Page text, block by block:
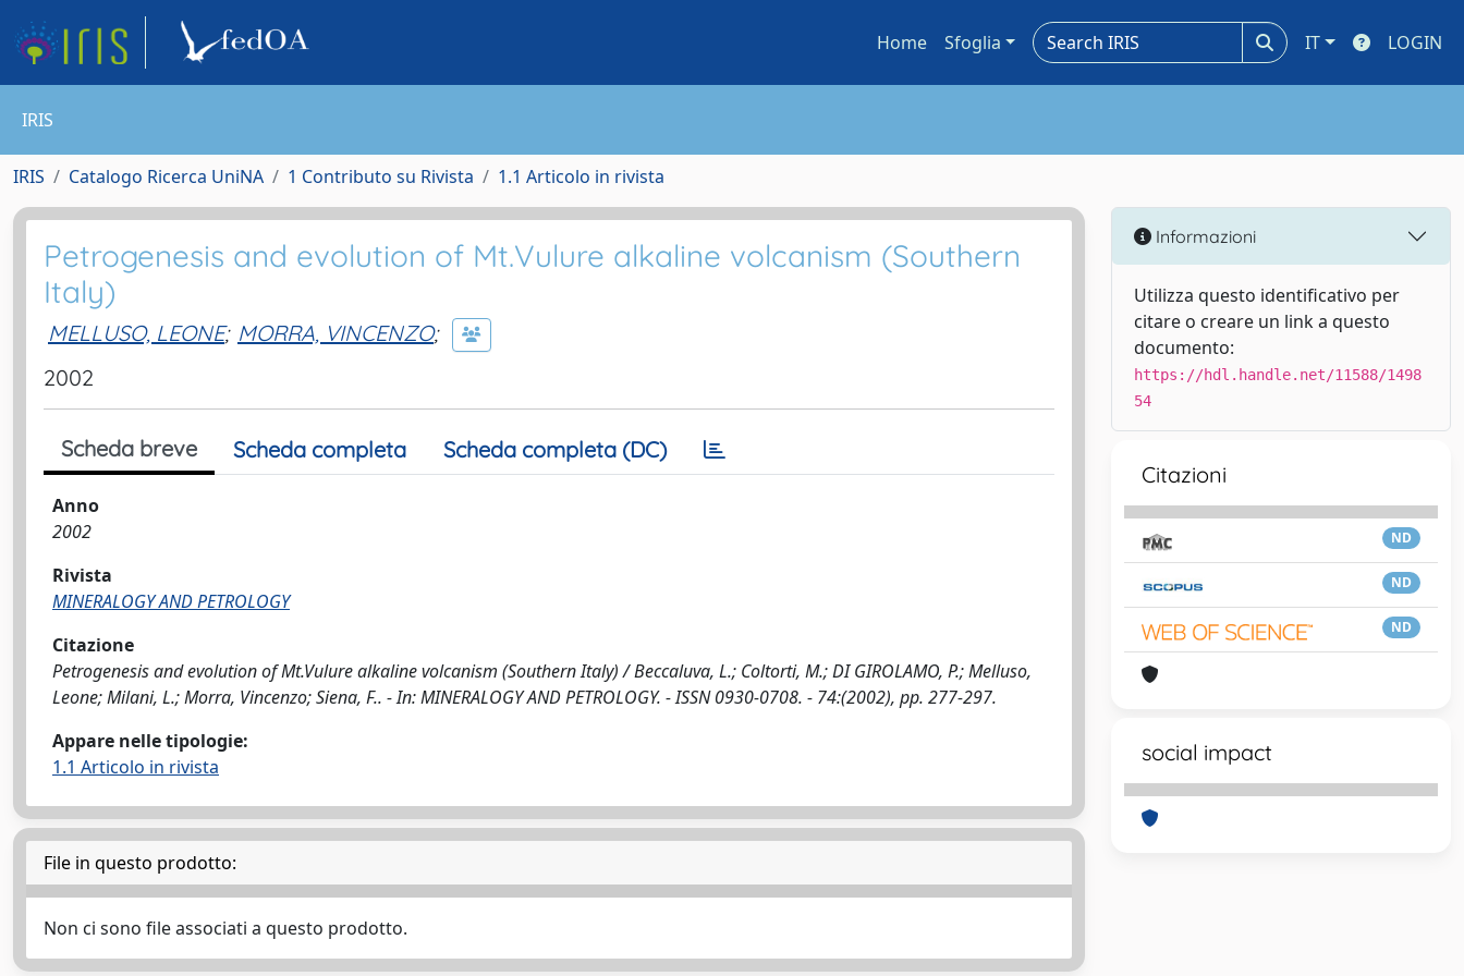
Home Sfoglia IT LOGIN
IRIS
IRIS Catalogo Ricerca UniNA 1 Contributo su Rivista 1.1 Articolo in rivista
Petrogenesis and evolution of Mt.Vulure alkaline volcanism (Southern
Italy)
MELLUSO, LEONE; MORRA, VINCENZO;
2002
Scheda breve Scheda completa Scheda completa (DC)
Anno
2002
Rivista
MINERALOGY AND PETROLOGY
Citazione
Petrogenesis and evolution of Mt.Vulure alkaline volcanism (Southern Italy) / Beccaluva, L.; Coltorti, M.; DI GIROLAMO, P.; Melluso,
Leone; Milani, L.; Morra, Vincenzo; Siena, F.. - In: MINERALOGY AND PETROLOGY. - ISSN 0930-0708. - 74:(2002), pp. 277-297.
Appare nelle tipologie:
1.1 Articolo in rivista
File in questo prodotto:
Non ci sono file associati a questo prodotto.
Informazioni
Utilizza questo identificativo per
citare o creare un link a questo
documento:
https://hdl.handle.net/11588/1498
54
Citazioni
ND
ND
ND
social impact